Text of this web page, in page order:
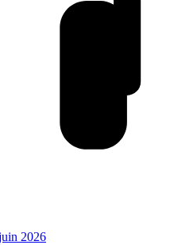
2026